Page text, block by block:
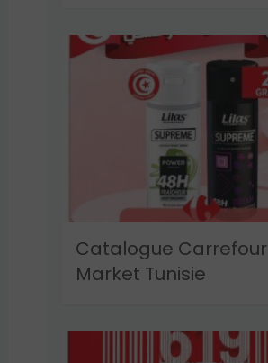
Catalogue Carrefour
Market Tunisie